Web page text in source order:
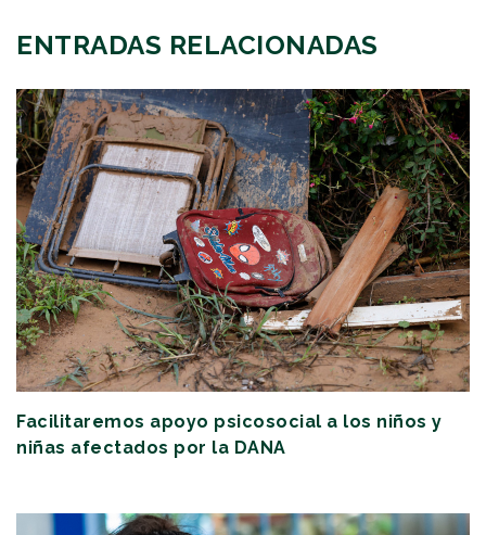
ENTRADAS RELACIONADAS
Facilitaremos apoyo psicosocial a los niños y
niñas afectados por la DANA